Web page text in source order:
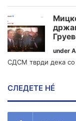
under
СДСМ тврди дека со
СЛЕДЕТЕ НÉ